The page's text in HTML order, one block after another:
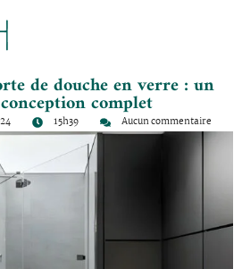
de douche en verre : un
complet
15h39 Aucun commentaire